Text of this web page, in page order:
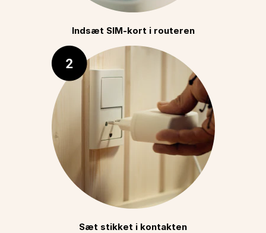
Indsæt SIM-kort i routeren
Sæt stikket i kontakten